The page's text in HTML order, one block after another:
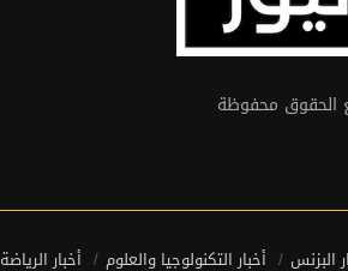
– جميع الحقوق محفوظة
البزنس أخبار التكنولوجيا والعلوم أخبار الرياضة